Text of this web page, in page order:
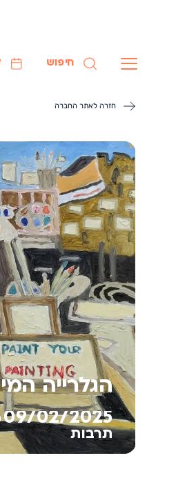
חיפוש
חזרה לאתר החברה
הגלרייה
09/02/2025
תרבות